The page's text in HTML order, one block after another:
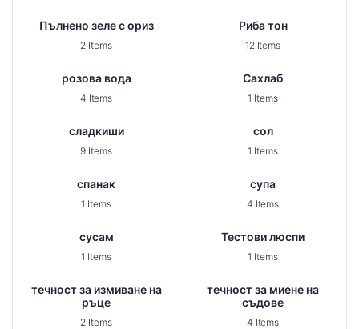
Пълнено зеле с ориз
2 Items
Риба тон
12 Items
розова вода
4 Items
Сахлаб
1 Items
сладкиши
9 Items
сол
1 Items
спанак
1 Items
супа
4 Items
сусам
1 Items
Тестови люспи
1 Items
течност за измиване на
ръце
2 Items
течност за миене на
съдове
4 Items